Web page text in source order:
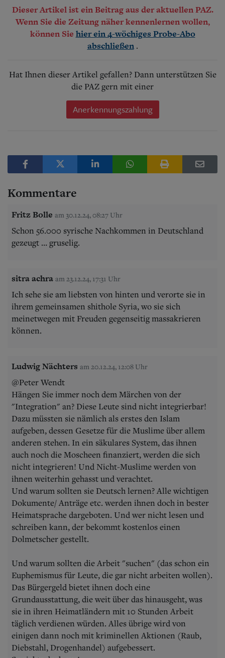
Dieser Artikel ist ein Beitrag aus der aktuellen PAZ.
Wenn Sie die Zeitung näher kennenlernen wollen,
können Sie hier ein 4-wöchiges Probe-Abo
abschließen .
Hat Ihnen dieser Artikel gefallen? Dann unterstützen Sie
die PAZ gern mit einer
Anerkennungszahlung
Kommentare
Fritz Bolle am 30.12.24, 08:27 Uhr
Schon 56.000 syrische Nachkommen in Deutschland
gezeugt … gruselig.
sitra achra am 23.12.24, 17:31 Uhr
Ich sehe sie am liebsten von hinten und verorte sie in
ihrem gemeinsamen shithole Syria, wo sie sich
meinetwegen mit Freuden gegenseitig massakrieren
können.
Ludwig Nächters am 20.12.24, 12:08 Uhr
@Peter Wendt
Hängen Sie immer noch dem Märchen von der
"Integration" an? Diese Leute sind nicht integrierbar!
Dazu müssten sie nämlich als erstes den Islam
aufgeben, dessen Gesetze für die Muslime über allem
anderen stehen. In ein säkulares System, das ihnen
auch noch die Moscheen finanziert, werden die sich
nicht integrieren! Und Nicht-Muslime werden von
ihnen weiterhin gehasst und verachtet.
Und warum sollten sie Deutsch lernen? Alle wichtigen
Dokumente/ Anträge etc. werden ihnen doch in bester
Heimatsprache dargeboten. Und wer nicht lesen und
schreiben kann, der bekommt kostenlos einen
Dolmetscher gestellt.
Und warum sollten die Arbeit "suchen" (das schon ein
Euphemismus für Leute, die gar nicht arbeiten wollen).
Das Bürgergeld bietet ihnen doch eine
Grundausstattung, die weit über das hinausgeht, was
sie in ihren Heimatländern mit 10 Stunden Arbeit
täglich verdienen würden. Alles übrige wird von
einigen dann noch mit kriminellen Aktionen (Raub,
Diebstahl, Drogenhandel) aufgebessert.